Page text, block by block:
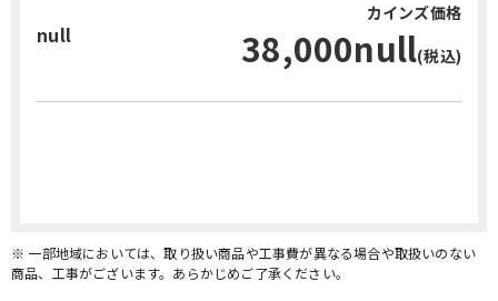
null
カインズ価格
38,000null(税込)
※ 一部地域においては、取り扱い商品や工事費が異なる場合や取扱いのない
商品、工事がございます。あらかじめご了承ください。